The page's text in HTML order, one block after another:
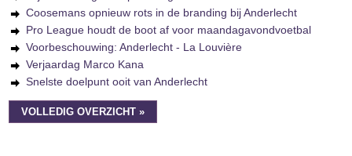
Coosemans opnieuw rots in de branding bij Anderlecht
Pro League houdt de boot af voor maandagavondvoetbal
Voorbeschouwing: Anderlecht - La Louvière
Verjaardag Marco Kana
Snelste doelpunt ooit van Anderlecht
VOLLEDIG OVERZICHT »